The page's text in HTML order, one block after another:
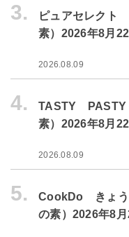
3.
ピュアセレクト
素）2026年8月
2026.08.09
4.
TASTY PASTY
素）2026年8月
2026.08.09
5.
CookDo きょう
の素）2026年8